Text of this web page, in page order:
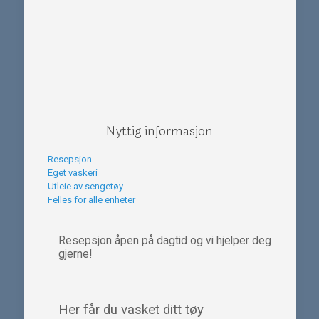
Nyttig informasjon
Resepsjon
Eget vaskeri
Utleie av sengetøy
Felles for alle enheter
Resepsjon åpen på dagtid og vi hjelper deg
gjerne!
Her får du vasket ditt tøy